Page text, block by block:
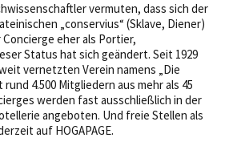
vermuten, dass sich der
„conservius“ (Sklave, Diener)
eher als Portier,
Status hat sich geändert. Seit 1929
vernetzten Verein namens „Die
4.500 Mitgliedern aus mehr als 45
werden fast ausschließlich in der
angeboten. Und freie Stellen als
auf HOGAPAGE.